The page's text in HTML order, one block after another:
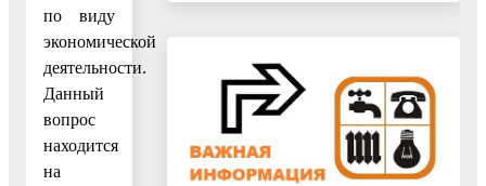
по виду
экономической
деятельности.
Данный
вопрос
находится
на